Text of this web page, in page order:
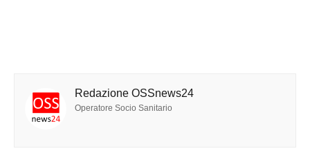
Redazione OSSnews24
Operatore Socio Sanitario